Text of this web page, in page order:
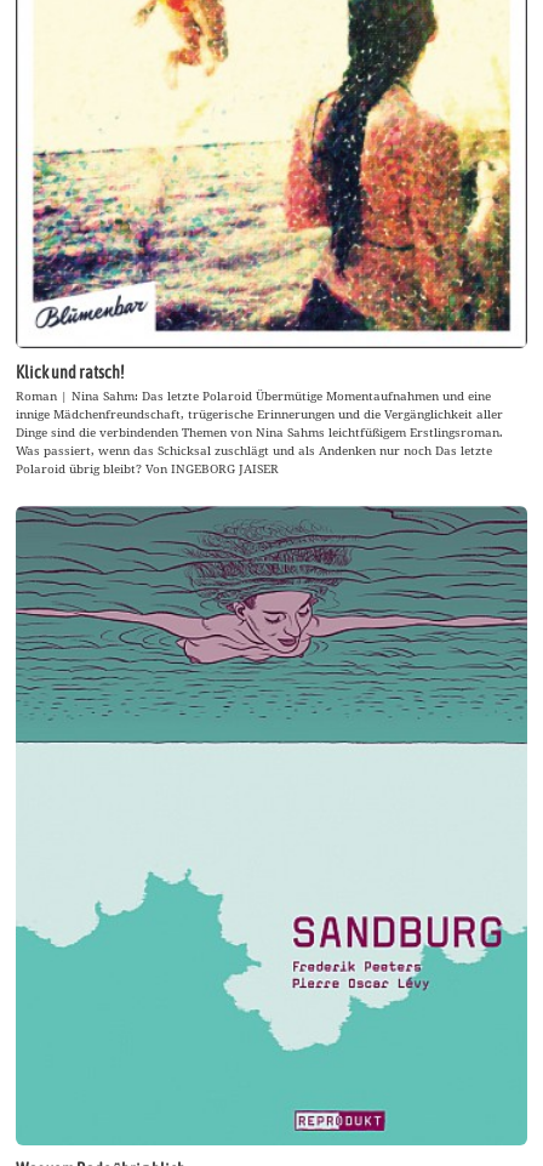
Klick und ratsch!
Roman | Nina Sahm: Das letzte Polaroid Übermütige Momentaufnahmen und eine
innige Mädchenfreundschaft, trügerische Erinnerungen und die Vergänglichkeit aller
Dinge sind die verbindenden Themen von Nina Sahms leichtfüßigem Erstlingsroman.
Was passiert, wenn das Schicksal zuschlägt und als Andenken nur noch Das letzte
Polaroid übrig bleibt? Von INGEBORG JAISER